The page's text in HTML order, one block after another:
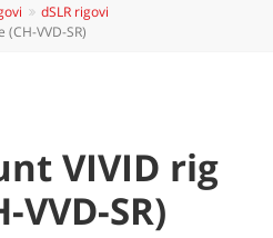
dSLR rigovi
VVD-SR)
VIVID rig
VVD-SR)